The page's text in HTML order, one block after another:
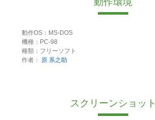
動作OS：MS-DOS
機種：PC-98
種類：フリーソフト
作者：
原 系之助
スクリーンショット